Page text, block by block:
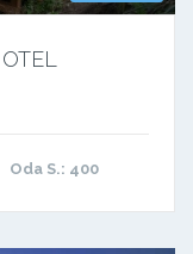
Oda S.: 400